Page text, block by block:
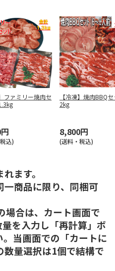
ファミリー焼肉セ
込)
【冷凍】焼肉BBQ
2kg
8,800円
(送料・税込)
ます。
商品に限り、同梱可
合は、カート画面で
量を入力し「再計算」ボ
当画面での「カートに
数量選択は1個で結構で